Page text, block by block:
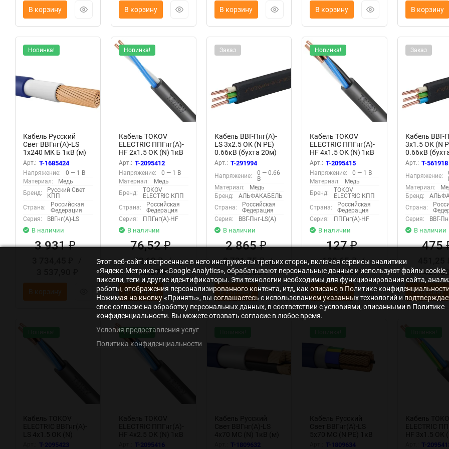
В корзину В корзину В корзину В корзину В корзину
Новинка!
Кабель Русский
Свет ВВГнг(А)-LS
1х240 МК Б 1кВ (м)
ЭК000098931
Арт.: T-1685424
Напряжение:
0 — 1 В
Материал:
Медь
Бренд:
Русский Свет
КПП
Страна:
Российская
Федерация
Серия:
ВВГнг(А)-LS
В наличии
3 931₽
Новинка!
Кабель TOKOV
ELECTRIC ППГнг(А)-
HF 2х1.5 ОК (N) 1кВ
(м) УТ000028586
Арт.: T-2095412
Напряжение:
0 — 1 В
Материал:
Медь
Бренд:
TOKOV
ELECTRIC КПП
Страна:
Российская
Федерация
Серия:
ППГнг(А)-HF
В наличии
76,52₽
72,69₽/
68,87₽
В корзину
Заказ
Кабель ВВГ-Пнг(А)-
LS 3х2.5 ОК (N PE)
0.66кВ (бухта 20м)
(шт) АЛЬФАКАБЕЛЬ
65537
Арт.: T-291994
Напряжение:
0 — 0.66
В
Материал:
Медь
Бренд:
АЛЬФАКАБЕЛЬ
Страна:
Российская
Федерация
Серия:
ВВГ-Пнг-LS(А)
В наличии
2 865₽
2 721,75₽/
2 578,50₽
В корзину
Новинка!
Кабель TOKOV
ELECTRIC ППГнг(А)-
HF 4х1.5 ОК (N) 1кВ
(м) УТ000028589
Арт.: T-2095415
Напряжение:
0 — 1 В
Материал:
Медь
Бренд:
TOKOV
ELECTRIC КПП
Страна:
Российская
Федерация
Серия:
ППГнг(А)-HF
В наличии
127₽
120,65₽/
114,30₽
В корзину
Заказ
Кабель ВВГ-
3х1.5 ОК (N
0.66кВ
(шт)
65547
Арт.: T-561918
Напряжение:
Материал:
Бренд:
Страна:
Серия:
ВВГ-
В наличии
475
427,50
В корзину
0.66кВ (уп.100м)
T-2095423
Новинка!
(м) УТ000028590
T-2095416
ЭК000105296
T-1809632
(м) ЭК000106181
T-1809634
1кВ (м)
T-
Этот веб-сайт и встроенные в него инструменты третьих сторон, включая сервисы аналитики
«Яндекс.Метрика» и «Google Analytics», обрабатывают персональные данные и используют файлы cookie,
пиксели, теги и другие идентификаторы. Эти технологии необходимы для функционирования сайта,
работы, отображения персонализированного контента, итд, как описано в Политике
Нажимая на кнопку «Принять», вы соглашаетесь с использованием указанных технологий и
свое согласие на обработку персональных данных, в соответствии с условиями, описанными в Политике
конфиденциальности. Вы можете отозвать согласие в любое время.
Условия предоставления услуг
Политика конфиденциальности